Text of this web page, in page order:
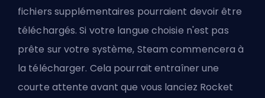
fichiers supplémentaires pourraient devoir être
téléchargés. Si votre langue choisie n'est pas
prête sur votre système, Steam commencera à
la télécharger. Cela pourrait entraîner une
courte attente avant que vous lanciez Rocket